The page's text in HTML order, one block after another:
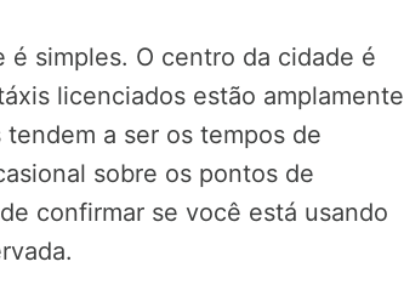
é simples. O centro da cidade é
licenciados estão amplamente
a ser os tempos de
sobre os pontos de
confirmar se você está usando